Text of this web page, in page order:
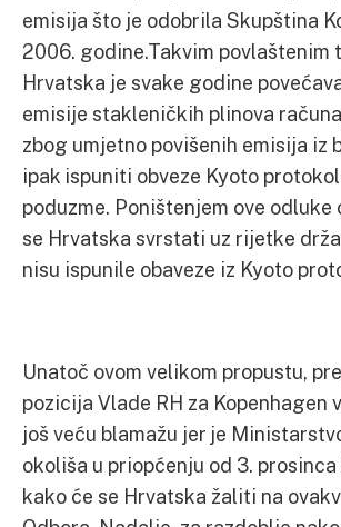
emisija što je odobrila Skupština
2006. godine.Takvim povlaštenim
Hrvatska je svake godine
emisije stakleničkih plinova
zbog umjetno povišenih emisija iz
ipak ispuniti obveze Kyoto
poduzme. Poništenjem ove odluke
se Hrvatska svrstati uz rijetke
nisu ispunile obaveze iz Kyoto
Unatoč ovom velikom propustu,
pozicija Vlade RH za Kopenhagen
još veću blamažu jer je
okoliša u priopćenju od 3.
kako će se Hrvatska žaliti na